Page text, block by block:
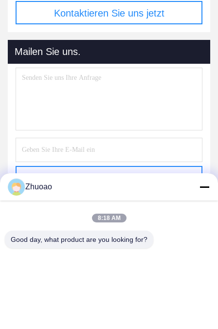
Kontaktieren Sie uns jetzt
Mailen Sie uns.
Zhuoao
8:18 AM
Good day, what product are you looking for?